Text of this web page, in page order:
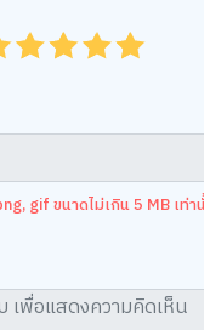
4.5
4.0
3.5
3.0
2.5
2.0
1.5
1.0
gif ขนาดไม่เกิน 5 MB เท่า